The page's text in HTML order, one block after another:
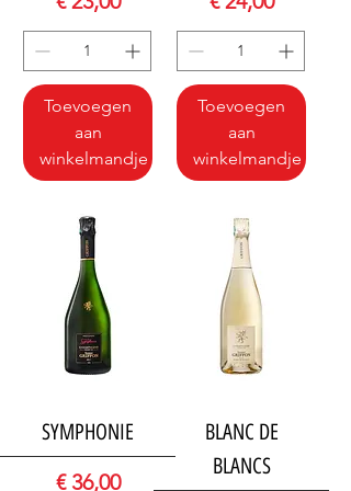
Toevoegen
aan
winkelmandje
Toevoegen
aan
winkelmandje
SYMPHONIE
Prijs
€ 36,00
BLANC DE
BLANCS